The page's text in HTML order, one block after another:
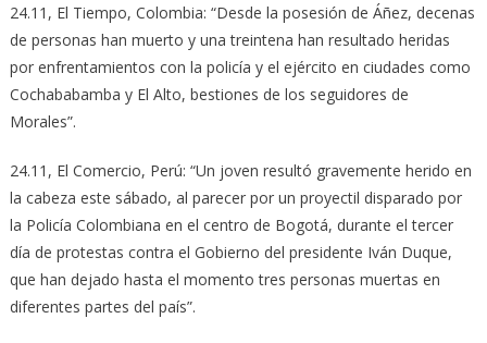
24.11, El Tiempo, Colombia: “Desde la posesión de Áñez, decenas
de personas han muerto y una treintena han resultado heridas
por enfrentamientos con la policía y el ejército en ciudades como
Cochababamba y El Alto, bestiones de los seguidores de
Morales”.
24.11, El Comercio, Perú: “Un joven resultó gravemente herido en
la cabeza este sábado, al parecer por un proyectil disparado por
la Policía Colombiana en el centro de Bogotá, durante el tercer
día de protestas contra el Gobierno del presidente Iván Duque,
que han dejado hasta el momento tres personas muertas en
diferentes partes del país”.